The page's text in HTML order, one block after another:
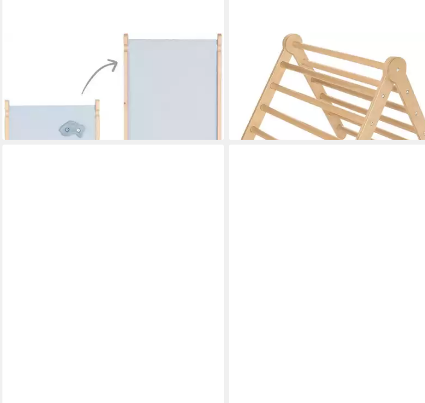
Rutsche Rutschbrett für roba Kletterdreieck, für
roba Kletterdreieck und Spielturm
104,90 €
lieferbar - in 6-8 Werktagen bei dir
Klettergerüst Kletterdreieck »Kari«, Made in
102,99 € UVP 149,00 €
nur diesen Monat
-31%
lieferbar - in 6-8 Werktagen bei dir